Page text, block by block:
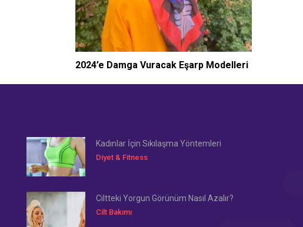
2024’e Damga Vuracak Eşarp Modelleri
Kadınlar İçin Sıkılaşma Yöntemleri
Diyet & Fitness
Ciltteki Yorgun Görünüm Nasıl Azalır?
Cilt Bakımı